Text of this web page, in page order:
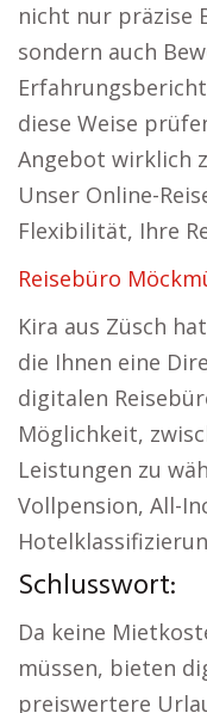
nicht nur präzise
sondern auch
diese Weise
Angebot wirklich
Unser Online-
Flexibilität, Ihre
Reisebüro
Kira aus Züsch
die Ihnen eine
digitalen
Möglichkeit,
Leistungen zu
Vollpension, All-
Schlusswort:
Da keine
müssen, bieten
preiswertere